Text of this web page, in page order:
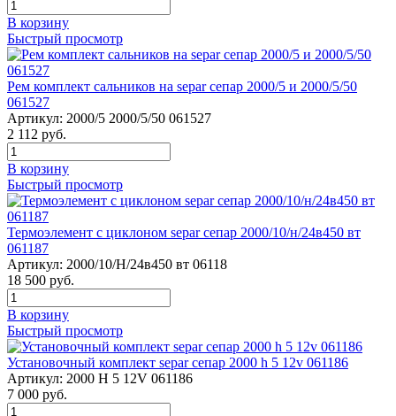
В корзину
Быстрый просмотр
Рем комплект сальников на separ сепар 2000/5 и 2000/5/50
061527
Артикул: 2000/5 2000/5/50 061527
2 112 руб.
В корзину
Быстрый просмотр
Термоэлемент с циклоном separ сепар 2000/10/н/24в450 вт
061187
Артикул: 2000/10/Н/24в450 вт 06118
18 500 руб.
В корзину
Быстрый просмотр
Установочный комплект separ сепар 2000 h 5 12v 061186
Артикул: 2000 H 5 12V 061186
7 000 руб.